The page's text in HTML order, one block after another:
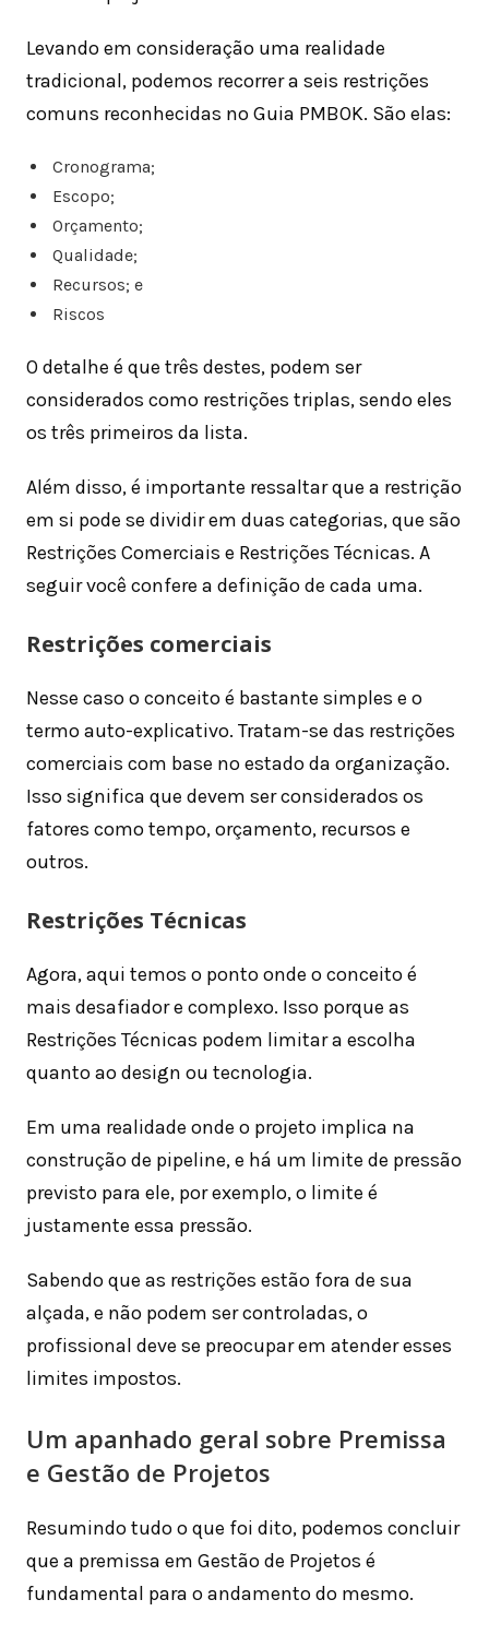
Levando em consideração uma realidade
tradicional, podemos recorrer a seis restrições
comuns reconhecidas no Guia PMBOK. São elas:
Cronograma;
Escopo;
Orçamento;
Qualidade;
Recursos; e
Riscos
O detalhe é que três destes, podem ser
considerados como restrições triplas, sendo eles
os três primeiros da lista.
Além disso, é importante ressaltar que a restrição
em si pode se dividir em duas categorias, que são
Restrições Comerciais e Restrições Técnicas. A
seguir você confere a definição de cada uma.
Restrições comerciais
Nesse caso o conceito é bastante simples e o
termo auto-explicativo. Tratam-se das restrições
comerciais com base no estado da organização.
Isso significa que devem ser considerados os
fatores como tempo, orçamento, recursos e
outros.
Restrições Técnicas
Agora, aqui temos o ponto onde o conceito é
mais desafiador e complexo. Isso porque as
Restrições Técnicas podem limitar a escolha
quanto ao design ou tecnologia.
Em uma realidade onde o projeto implica na
construção de pipeline, e há um limite de pressão
previsto para ele, por exemplo, o limite é
justamente essa pressão.
Sabendo que as restrições estão fora de sua
alçada, e não podem ser controladas, o
profissional deve se preocupar em atender esses
limites impostos.
Um apanhado geral sobre Premissa
e Gestão de Projetos
Resumindo tudo o que foi dito, podemos concluir
que a premissa em Gestão de Projetos é
fundamental para o andamento do mesmo.